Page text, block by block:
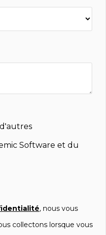
Software et du
, nous vous
collectons lorsque vous